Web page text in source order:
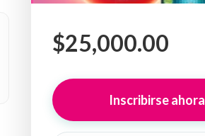
$25,000.00
Inscribirse ahora